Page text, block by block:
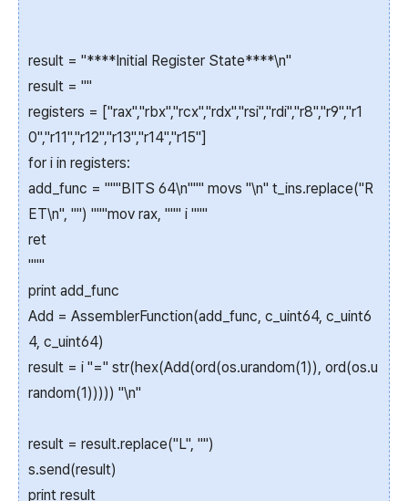
result = "****Initial Register State****\n"
result = ""
registers = ["rax","rbx","rcx","rdx","rsi","rdi","r8","r9","r1
0","r11","r12","r13","r14","r15"]
for i in registers:
add_func = """BITS 64\n""" movs "\n" t_ins.replace("R
ET\n", "") """mov rax, """ i """
ret
"""
print add_func
Add = AssemblerFunction(add_func, c_uint64, c_uint6
4, c_uint64)
result = i "=" str(hex(Add(ord(os.urandom(1)), ord(os.u
random(1))))) "\n"
result = result.replace("L", "")
s.send(result)
print result